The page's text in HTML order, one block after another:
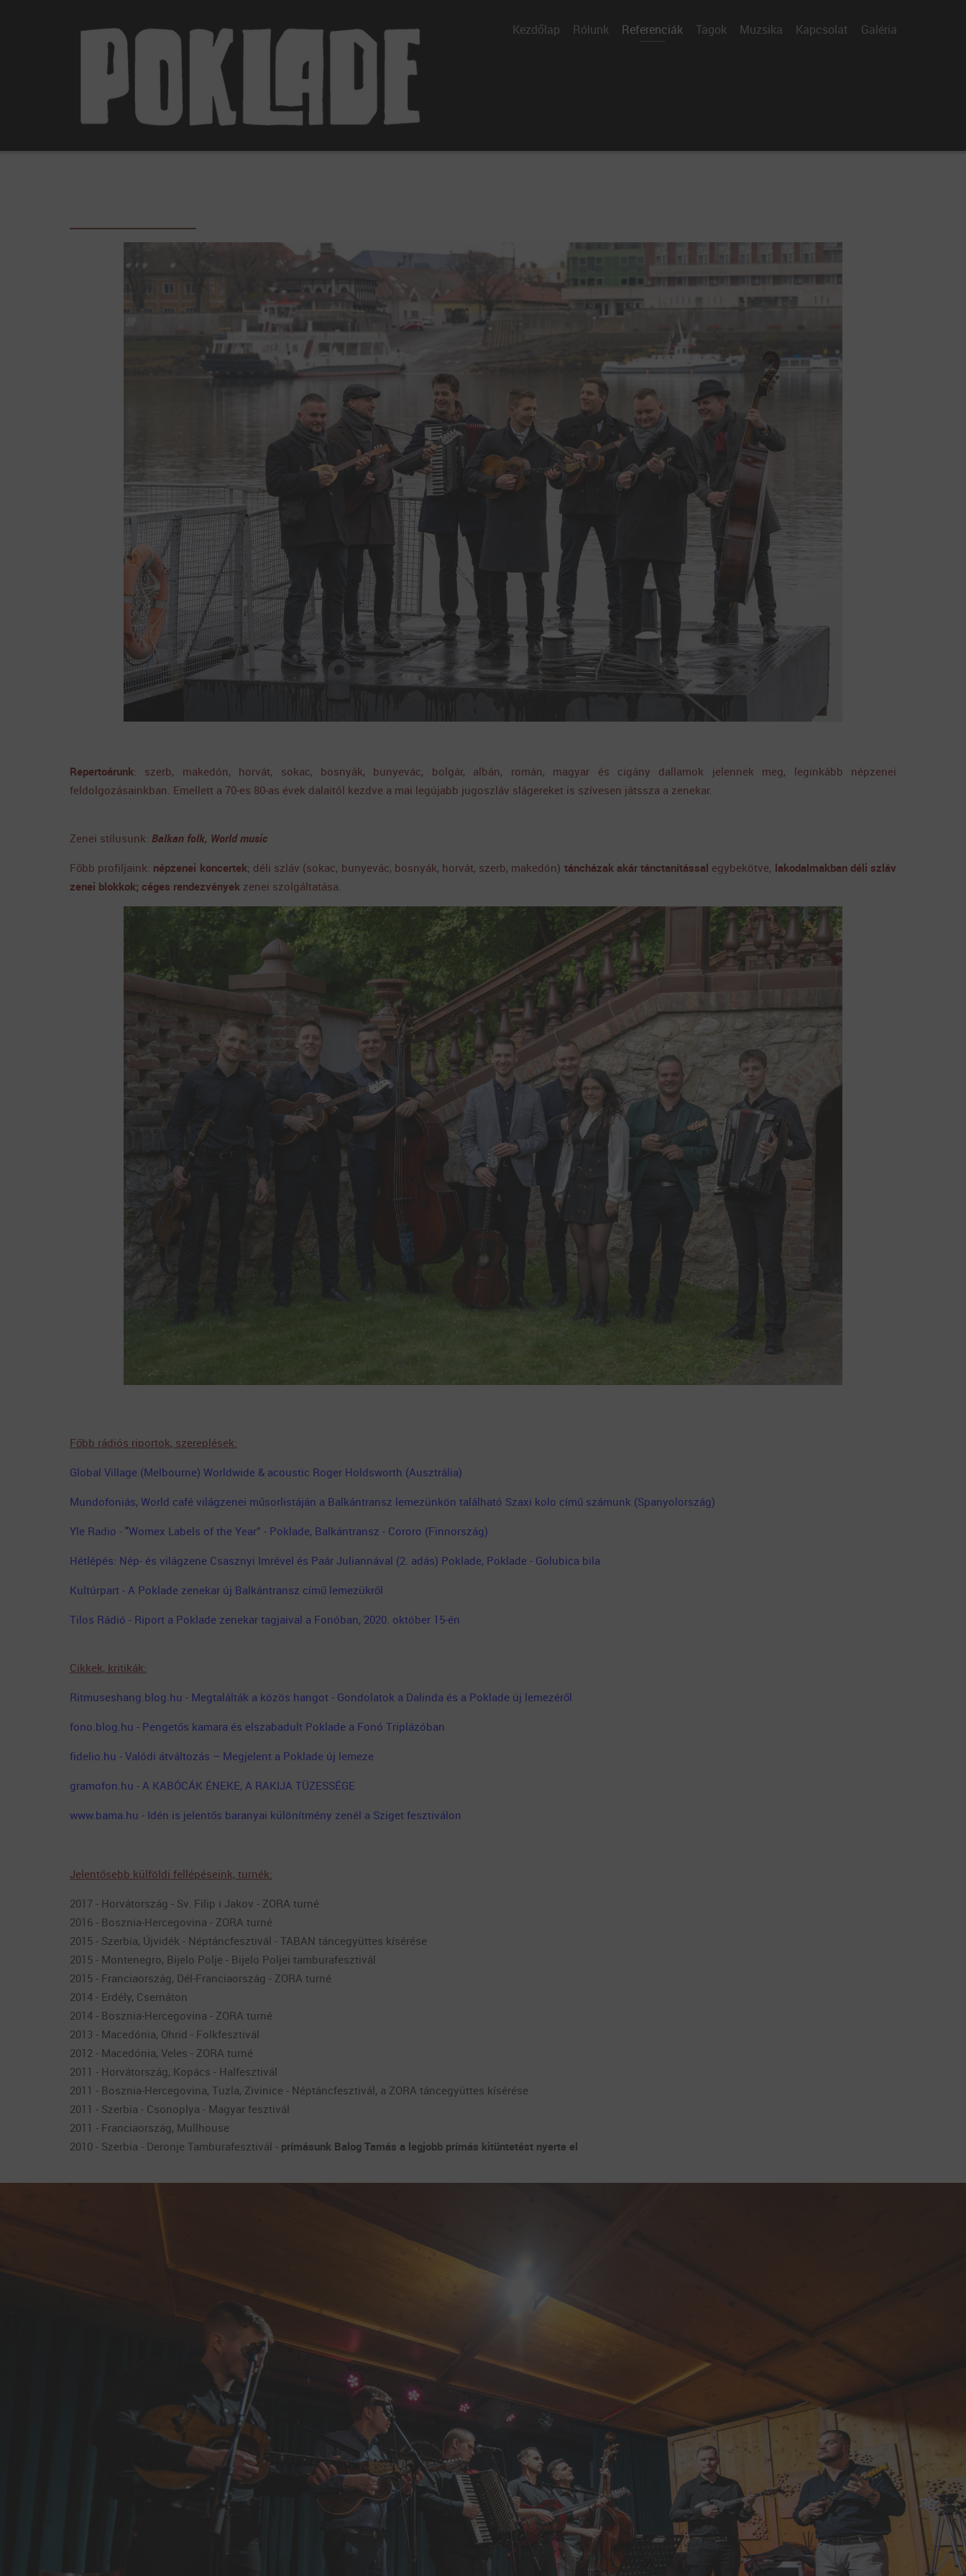
Kezdőlap Rólunk Referenciák Tagok Muzsika Kapcsolat Galéria
Repertoárunk: szerb, makedón, horvát, sokac, bosnyák, bunyevác, bolgár, albán, román, magyar és cigány dallamok jelennek meg, leginkább népzenei
feldolgozásainkban. Emellett a 70-es 80-as évek dalaitól kezdve a mai legújabb jugoszláv slágereket is szívesen játssza a zenekar.
Zenei stílusunk: Balkan folk, World music
Főbb profiljaink: népzenei koncertek; déli szláv (sokac, bunyevác, bosnyák, horvát, szerb, makedón) táncházak akár tánctanítással egybekötve, lakodalmakban déli szláv
zenei blokkok; céges rendezvények zenei szolgáltatása.
Főbb rádiós riportok, szereplések:
Global Village (Melbourne) Worldwide & acoustic Roger Holdsworth (Ausztrália)
Mundofoniás, World café világzenei műsorlistáján a Balkántransz lemezünkön található Szaxi kolo című számunk (Spanyolország)
Yle Radio - "Womex Labels of the Year” - Poklade, Balkántransz - Cororo (Finnország)
Hétlépés: Nép- és világzene Csasznyi Imrével és Paár Juliannával (2. adás) Poklade, Poklade - Golubica bila
Kultúrpart - A Poklade zenekar új Balkántransz című lemezükről
Tilos Rádió - Riport a Poklade zenekar tagjaival a Fonóban, 2020. október 15-én
Cikkek, kritikák:
Ritmuseshang.blog.hu - Megtalálták a közös hangot - Gondolatok a Dalinda és a Poklade új lemezéről
fono.blog.hu - Pengetős kamara és elszabadult Poklade a Fonó Triplázóban
fidelio.hu - Valódi átváltozás – Megjelent a Poklade új lemeze
gramofon.hu - A KABÓCÁK ÉNEKE, A RAKIJA TÜZESSÉGE
www.bama.hu - Idén is jelentős baranyai különítmény zenél a Sziget fesztiválon
Jelentősebb külföldi fellépéseink, turnék:
2017 - Horvátország - Sv. Filip i Jakov - ZORA turné
2016 - Bosznia-Hercegovina - ZORA turné
2015 - Szerbia, Újvidék - Néptáncfesztivál - TABAN táncegyüttes kísérése
2015 - Montenegro, Bijelo Polje - Bijelo Poljei tamburafesztivál
2015 - Franciaország, Dél-Franciaország - ZORA turné
2014 - Erdély, Csernáton
2014 - Bosznia-Hercegovina - ZORA turné
2013 - Macedónia, Ohrid - Folkfesztivál
2012 - Macedónia, Veles - ZORA turné
2011 - Horvátország, Kopács - Halfesztivál
2011 - Bosznia-Hercegovina, Tuzla, Zivinice - Néptáncfesztivál, a ZORA táncegyüttes kísérése
2011 - Szerbia - Csonoplya - Magyar fesztivál
2011 - Franciaország, Mullhouse
2010 - Szerbia - Deronje Tamburafesztivál - prímásunk Balog Tamás a legjobb prímás kitüntetést nyerte el